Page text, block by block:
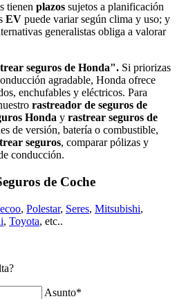
tienen plazos sujetos a planificación
EV puede variar según clima y uso; y
generalistas obliga a valorar
seguros de Honda". Si priorizas
agradable, Honda ofrece
enchufables y eléctricos. Para
rastreador de seguros de
Honda y rastrear seguros de
de versión, batería o combustible,
seguros, comparar pólizas y
conducción.
de Coche
, Polestar, Seres, Mitsubishi,
, Toyota, etc..
Asunto*